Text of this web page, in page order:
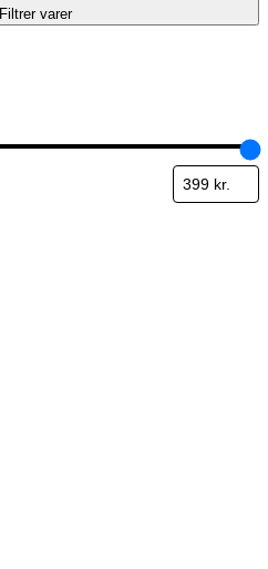
Filtrer varer